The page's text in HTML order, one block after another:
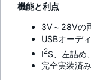
機能と利点
3V～28Vの
USBオーデ
I2S、左詰め
完全実装済